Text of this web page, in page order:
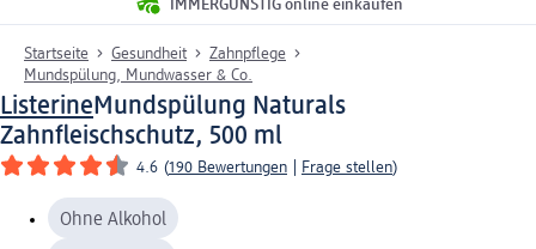
IMMERGÜNSTIG online einkaufen
Startseite Gesundheit
Zahnpflege
Mundspülung, Mundwasser & Co.
ListerineMundspülung Naturals
Zahnfleischschutz, 500 ml
4.6 (190 Bewertungen Frage stellen)
Ohne Alkohol